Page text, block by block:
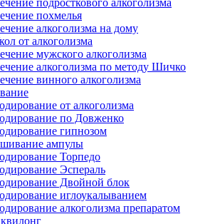
подросткового алкоголизма
похмелья
алкоголизма на дому
от алкоголизма
мужского алкоголизма
алкоголизма по методу Шичко
винного алкоголизма
от алкоголизма
по Довженко
гипнозом
ампулы
Торпедо
Эспераль
Двойной блок
иглоукалыванием
алкоголизма препаратом